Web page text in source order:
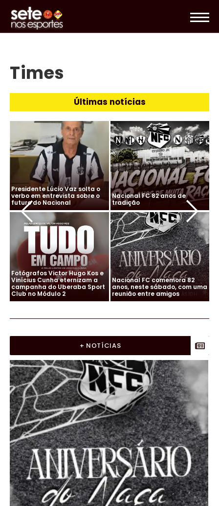
Times
Últimas notícias
Presidente Lúcio Vaz solta o
verbo em entrevista sobre o
futuro do Nacional
Nacional FC 82 anos de
tradição
Fotógrafos Victor Hugo Kos e
Vinícius Cunha eternizam a
campanha do Uberaba Sport
Club no Módulo 2
Nacional FC comemora 82
anos, neste sábado, com uma
reunião entre amigos
+ NOTÍCIAS